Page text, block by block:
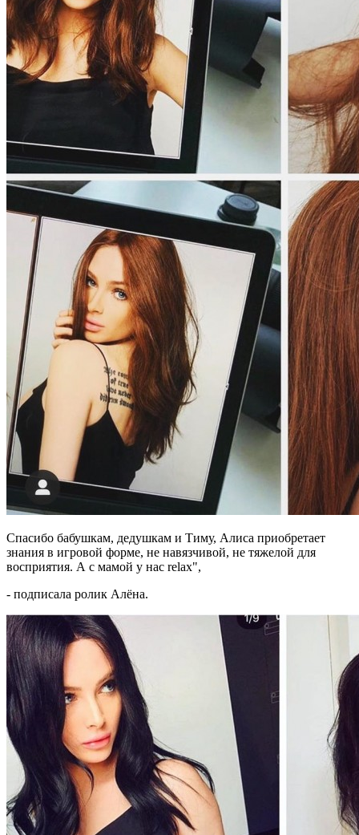
Спасибо бабушкам, дедушкам и Тиму, Алиса приобретает
знания в игровой форме, не навязчивой, не тяжелой для
восприятия. А с мамой у нас relax",
- подписала ролик Алёна.